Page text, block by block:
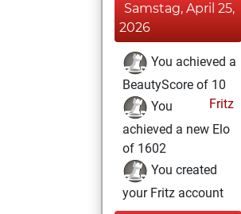
Samstag, April 25,
2026
You achieved a
BeautyScore of 10
Fritz
You
achieved a new Elo
of 1602
You created
your Fritz account